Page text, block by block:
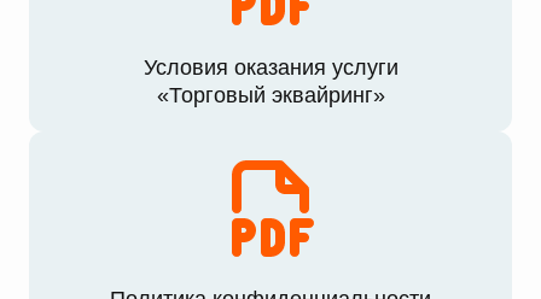
Условия оказания услуги
«Торговый эквайринг»